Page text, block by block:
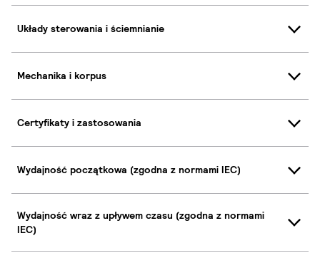
Układy sterowania i ściemnianie
Mechanika i korpus
Certyfikaty i zastosowania
Wydajność początkowa (zgodna z normami IEC)
Wydajność wraz z upływem czasu (zgodna z normami
IEC)